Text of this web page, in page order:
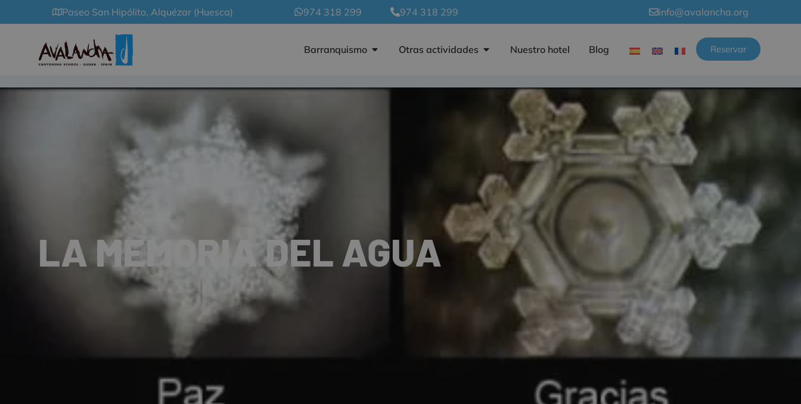
Paseo San Hipólito, Alquézar (Huesca) 974 318 299 974 318 299 info@avalancha.org
Barranquismo Otras actividades Nuestro hotel Blog Reservar
LA MEMORIA DEL AGUA